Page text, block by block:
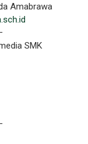
Amabrawa
SMK